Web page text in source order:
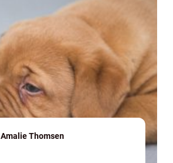
Amalie Thomsen